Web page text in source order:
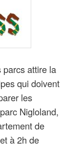
parcs attire la
qui doivent
les
Nigloland,
de
à 2h de